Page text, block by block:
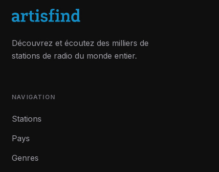
Découvrez et écoutez des milliers de
stations de radio du monde entier.
NAVIGATION
Stations
Pays
Genres